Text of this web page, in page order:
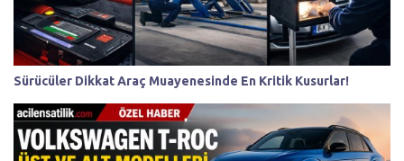
Sürücüler Dikkat Araç Muayenesinde En Kritik Kusurlar!